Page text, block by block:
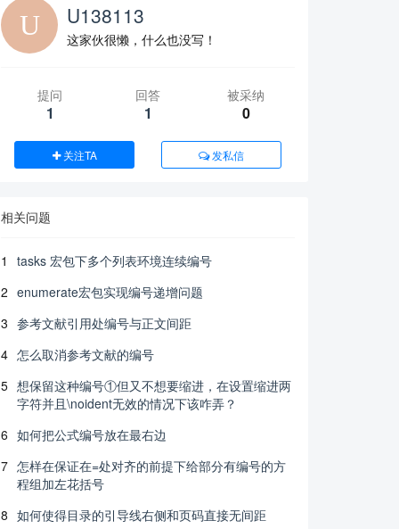
U138113
这家伙很懒，什么也没写！
提问
1
回答
1
被采纳
0
关注TA 发私信
相关问题
1
tasks 宏包下多个列表环境连续编号
2 enumerate宏包实现编号递增问题
3 参考文献引用处编号与正文间距
4 怎么取消参考文献的编号
5 想保留这种编号①但又不想要缩进，在设置缩进两
字符并且\noident无效的情况下该咋弄？
6 如何把公式编号放在最右边
7 怎样在保证在=处对齐的前提下给部分有编号的方
程组加左花括号
8 如何使得目录的引导线右侧和页码直接无间距